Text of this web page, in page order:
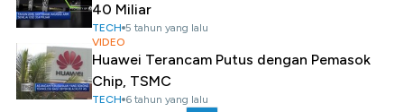
40 Miliar
TECH 5 tahun yang lalu
VIDEO
Huawei Terancam Putus dengan Pemasok
Chip, TSMC
TECH 6 tahun yang lalu